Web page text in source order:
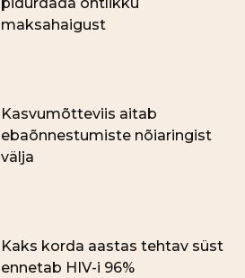
maksahaigust
Kasvumõtteviis aitab
ebaõnnestumiste nõiaringist
välja
Kaks korda aastas tehtav süst
ennetab HIV-i 96%